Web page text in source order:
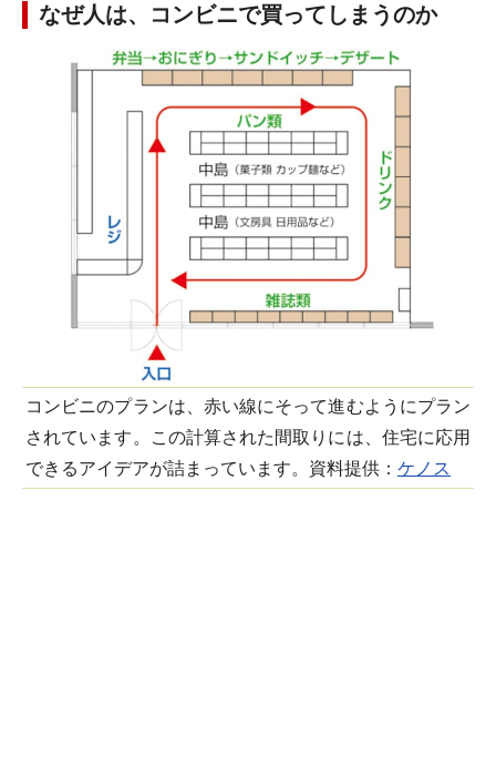
なぜ人は、コンビニで買ってしまうのか
コンビニのプランは、赤い線にそって進むようにプラン
されています。この計算された間取りには、住宅に応用
できるアイデアが詰まっています。資料提供： ケノス